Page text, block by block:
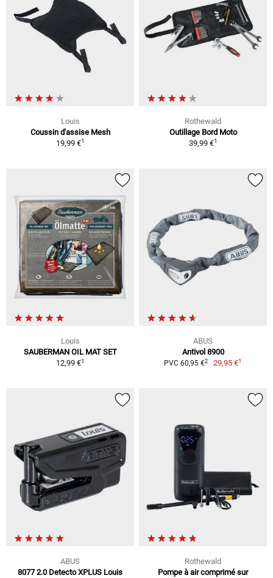
Louis
Coussin d'assise Mesh
19,99 €1
Rothewald
Outillage Bord Moto
39,99 €1
Louis
SAUBERMAN OIL MAT SET
12,99 €1
ABUS
Antivol 8900
PVC 60,95 €2 29,95 €1
ABUS
8077 2.0 Detecto XPLUS Louis
Rothewald
Pompe à air comprimé sur